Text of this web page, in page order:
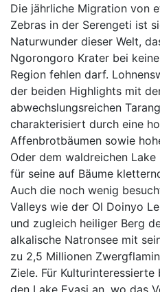
Die jährliche Migration von
Zebras in der Serengeti ist
Naturwunder dieser Welt,
Ngorongoro Krater bei
Region fehlen darf.
der beiden Highlights mit
abwechslungsreichen
charakterisiert durch eine
Affenbrotbäumen sowie
Oder dem waldreichen
für seine auf Bäume
Auch die noch wenig
Valleys wie der Ol Doinyo
und zugleich heiliger Berg
alkalische Natronsee mit
zu 2,5 Millionen
Ziele. Für
den Lake Eyasi an, wo das